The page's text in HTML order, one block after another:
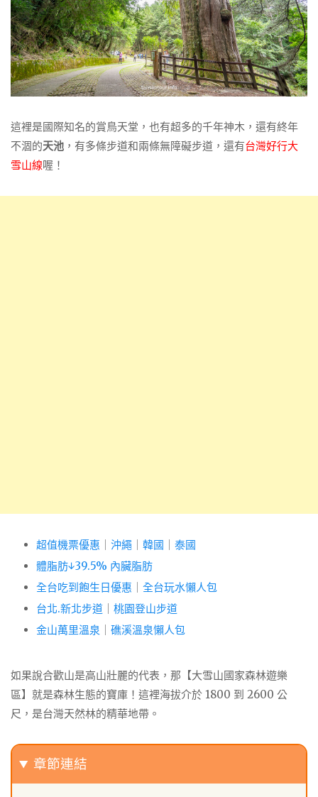
這裡是國際知名的賞鳥天堂，也有超多的千年神木，還有終年
不涸的天池 ，有多條步道和兩條無障礙步道，還有台灣好行大
雪山線喔！
超值機票優惠 沖繩 韓國
泰國
體脂肪↓39.5% 內臟脂肪
全台吃到飽生日優惠
全台玩水懶人包
台北.新北步道
桃園登山步道
金山萬里溫泉
礁溪溫泉懶人包
如果說合歡山是高山壯麗的代表，那【大雪山國家森林遊樂
區】就是森林生態的寶庫！這裡海拔介於 1800 到 2600 公
尺，是台灣天然林的精華地帶。
章節連結